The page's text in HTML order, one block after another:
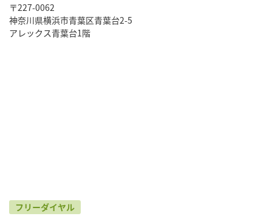
〒227-0062
神奈川県横浜市青葉区青葉台2-5
アレックス青葉台1階
フリーダイヤル